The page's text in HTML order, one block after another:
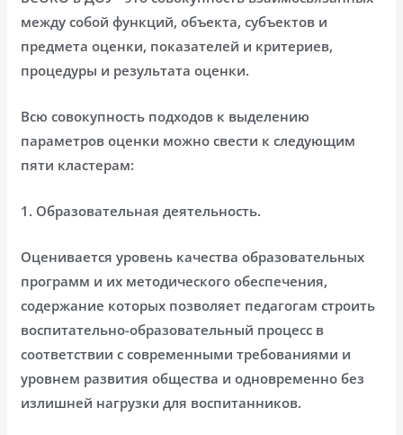
между собой функций, объекта, субъектов и
предмета оценки, показателей и критериев,
процедуры и результата оценки.
Всю совокупность подходов к выделению
параметров оценки можно свести к следующим
пяти кластерам:
1. Образовательная деятельность.
Оценивается уровень качества образовательных
программ и их методического обеспечения,
содержание которых позволяет педагогам строить
воспитательно-образовательный процесс в
соответствии с современными требованиями и
уровнем развития общества и одновременно без
излишней нагрузки для воспитанников.